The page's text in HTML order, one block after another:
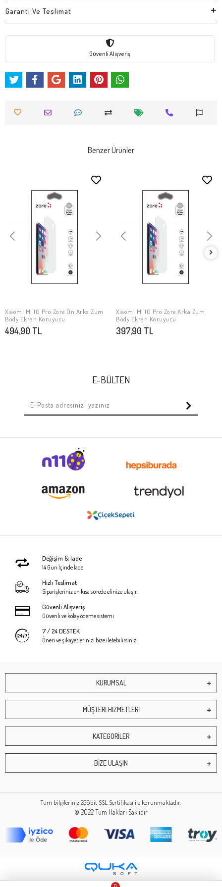
Garanti Ve Teslimat
Güvenli Alışveriş
Benzer Ürünler
SEPETE EKLE
Xiaomi Mi 10 Pro Zore Ön Arka Zum
Body Ekran Koruyucu
494,90 TL
SEPETE EKLE
Xiaomi Mi 10 Pro Zore Arka Zum
Body Ekran Koruyucu
397,90 TL
E-BÜLTEN
Değişim & İade
14 Gün İçinde İade
Hızlı Teslimat
Siparişleriniz en kısa sürede elinize ulaşır.
Güvenli Alışveriş
Güvenli ve kolay ödeme sistemi
7 / 24 DESTEK
Öneri ve şikayetlerinizi bize iletebilirsiniz.
KURUMSAL
MÜŞTERİ HİZMETLERİ
KATEGORİLER
BİZE ULAŞIN
Tüm bilgileriniz 256bit SSL Sertifikası ile korunmaktadır.
© 2022Tüm Hakları Saklıdır